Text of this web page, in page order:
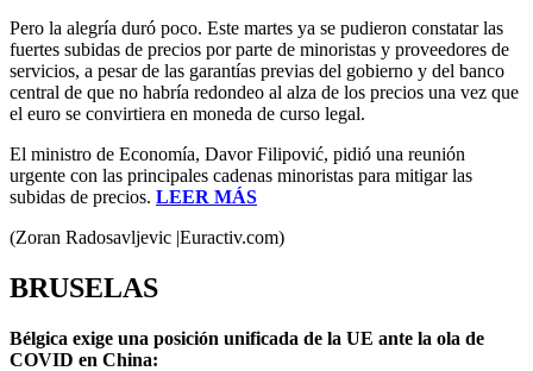
Pero la alegría duró poco. Este martes ya se pudieron constatar las
fuertes subidas de precios por parte de minoristas y proveedores de
servicios, a pesar de las garantías previas del gobierno y del banco
central de que no habría redondeo al alza de los precios una vez que
el euro se convirtiera en moneda de curso legal.
El ministro de Economía, Davor Filipović, pidió una reunión
urgente con las principales cadenas minoristas para mitigar las
subidas de precios. LEER MÁS
(Zoran Radosavljevic |Euractiv.com)
BRUSELAS
Bélgica exige una posición unificada de la UE ante la ola de
COVID en China: